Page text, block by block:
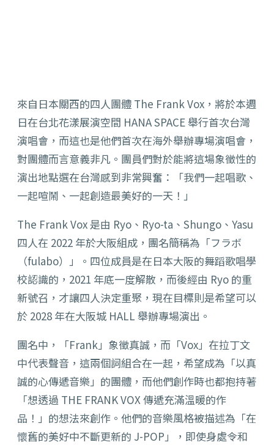
來自日本關西的四人團體 The Frank Vox，將於本週
日在台北花漾展演空間 HANA SPACE 舉行首次台灣
演唱會，而這也是他們首次在海外舉辦專場演唱會，
對團體而言意義非凡。團員們對於能將這場象徵性的
演出地點選在台灣感到非常興奮：「我們一起唱歌、
一起喧鬧、 一起創造最美好的一天！」
The Frank Vox 是由 Ryo、Ryo-ta、Shungo、Yasu
四人在 2022 年於大阪組成，團名簡稱為「フラボ
（fulabo）」。 四位成員是在日本大阪的舞蹈歌唱學
校認識的，2021 年底一度解散，而後經由 Ryo 的重
新號召 ，才讓四人決定重聚，現在目標則是希望可以
於 2028 年在大阪城 HALL 舉辦專場演出。
團名中，「Frank」象徵真誠，而「Vox」在拉丁文
中代表聲音，這兩個詞組合在一起，希望成為「以真
誠的心傳遞音樂」的團體，而他們創作時也都抱持著
「想透過 THE FRANK VOX 傳遞充滿溫暖的作
品！」的想法來創作 。他們的音樂風格被描述為「在
懷舊的美好中不斷更新的 J-POP」，即使身處令和